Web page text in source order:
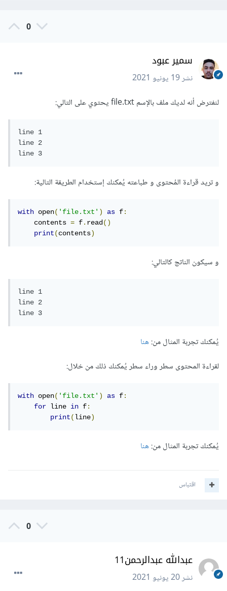
0
سمير عبود
نشر19 يونيو 2021
لنفترض أنه لديك ملف بالإسم file.txt يحتوي على التالي:
line 1
line 2
line 3
و تريد قراءة المُحتوى و طباعته يُمكنك إستخدام الطريقة التالية:
with open('file.txt') as f:
    contents
= f.read()
print(contents)
و سيكون الناتج كالتالي:
line 1
line 2
line 3
يُمكنك تجربة المثال من:هنا
لقراءة المحتوى سطر وراء سطر يُمكنك ذلك من خلال:
with open('file.txt') as f:
for line in f:
print(line)
يُمكنك تجربة المثال من:هنا
اقتباس
0
عبدالله عبدالرحمن11
نشر20 يونيو 2021